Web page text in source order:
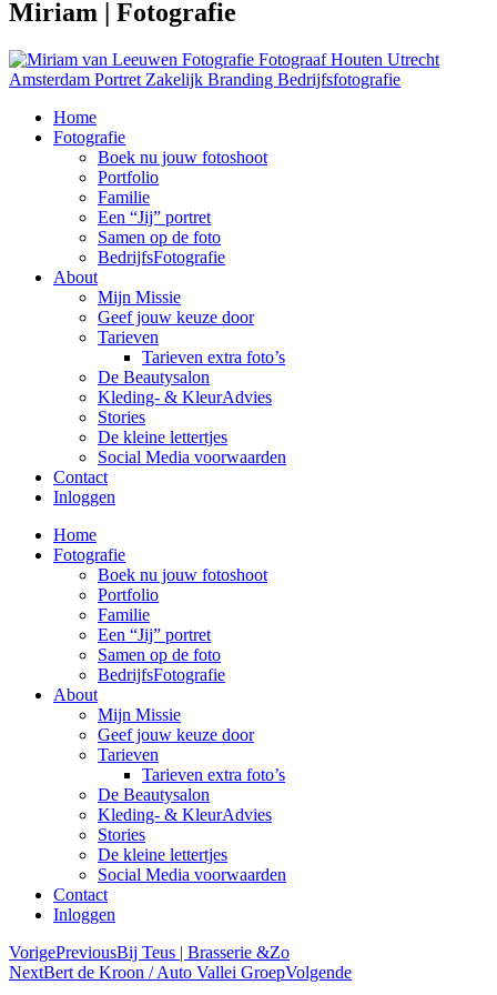
Miriam | Fotografie
Home
Fotografie
Boek nu jouw fotoshoot
Portfolio
Familie
Een “Jij” portret
Samen op de foto
BedrijfsFotografie
About
Mijn Missie
Geef jouw keuze door
Tarieven
Tarieven extra foto’s
De Beautysalon
Kleding- & KleurAdvies
Stories
De kleine lettertjes
Social Media voorwaarden
Contact
Inloggen
Home
Fotografie
Boek nu jouw fotoshoot
Portfolio
Familie
Een “Jij” portret
Samen op de foto
BedrijfsFotografie
About
Mijn Missie
Geef jouw keuze door
Tarieven
Tarieven extra foto’s
De Beautysalon
Kleding- & KleurAdvies
Stories
De kleine lettertjes
Social Media voorwaarden
Contact
Inloggen
VorigePreviousBij Teus | Brasserie &Zo
NextBert de Kroon / Auto Vallei GroepVolgende